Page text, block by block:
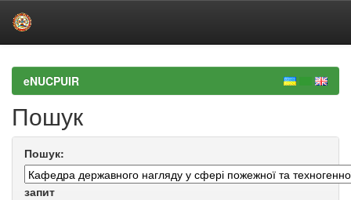
navigationeNUCPUIR
Пошук
Пошук:
запит